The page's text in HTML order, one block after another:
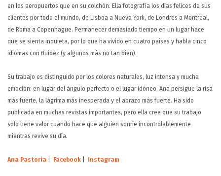
en los aeropuertos que en su colchón. Ella fotografía los días felices de sus
clientes por todo el mundo, de Lisboa a Nueva York, de Londres a Montreal,
de Roma a Copenhague. Permanecer demasiado tiempo en un lugar hace
que se sienta inquieta, por lo que ha vivido en cuatro países y habla cinco
idiomas con fluidez (y algunos más no tan bien).
Su trabajo es distinguido por los colores naturales, luz intensa y mucha
emoción: en lugar del ángulo perfecto o el lugar idóneo, Ana persigue la risa
más fuerte, la lágrima más inesperada y el abrazo más fuerte. Ha sido
publicada en muchas revistas importantes, pero ella cree que su trabajo
solo tiene valor cuando hace que alguien sonríe incontrolablemente
mientras revive su día.
Ana Pastoria Facebook Instagram